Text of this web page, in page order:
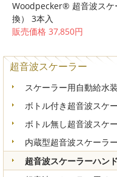
Woodpecker® 超音波スケ
換） 3本入
販売価格 37,850円
超音波スケーラー
スケーラー用自動給水
ボトル付き超音波スケ
ボトル無し超音波スケ
内蔵型超音波スケーラー
超音波スケーラーハン